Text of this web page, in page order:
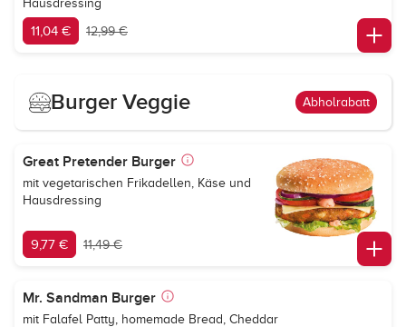
Hausdressing
11,04 € 12,99 €
Burger Veggie Abholrabatt
Great Pretender Burger
mit vegetarischen Frikadellen, Käse und
Hausdressing
9,77 € 11,49 €
Mr. Sandman Burger
mit Falafel Patty, homemade Bread, Cheddar